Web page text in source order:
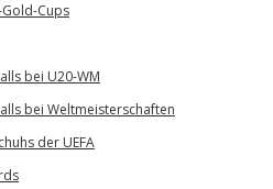
Gold-Cups
bei U20-WM
bei Weltmeisterschaften
der UEFA